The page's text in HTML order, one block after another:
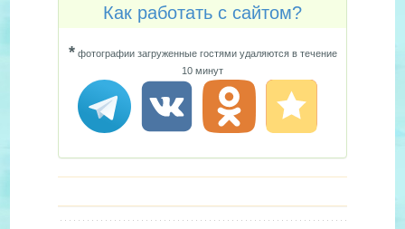
Как работать с сайтом?
*фотографии загруженные гостями удаляются в течение
10 минут